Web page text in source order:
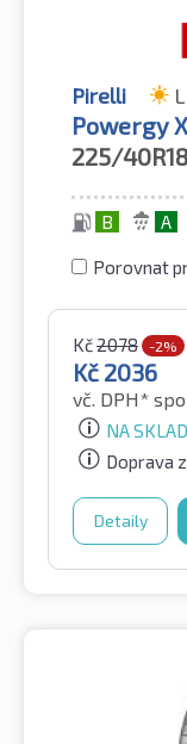
Pirelli
Powergy
225/40R18
B A
Porovnat
Kč2078 -2%
Kč 2036
vč. DPH*
NA
Doprava
Detaily